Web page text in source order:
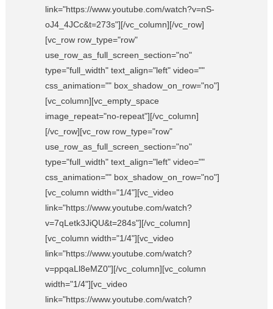
link="https://www.youtube.com/watch?v=nS-
oJ4_4JCc&t=273s"][/vc_column][/vc_row]
[vc_row row_type="row"
use_row_as_full_screen_section="no"
type="full_width" text_align="left" video=""
css_animation="" box_shadow_on_row="no"]
[vc_column][vc_empty_space
image_repeat="no-repeat"][/vc_column]
[/vc_row][vc_row row_type="row"
use_row_as_full_screen_section="no"
type="full_width" text_align="left" video=""
css_animation="" box_shadow_on_row="no"]
[vc_column width="1/4"][vc_video
link="https://www.youtube.com/watch?
v=7qLetk3JiQU&t=284s"][/vc_column]
[vc_column width="1/4"][vc_video
link="https://www.youtube.com/watch?
v=ppqaLl8eMZ0"][/vc_column][vc_column
width="1/4"][vc_video
link="https://www.youtube.com/watch?